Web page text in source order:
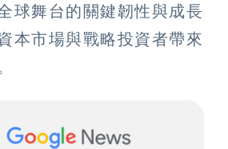
球舞台的關鍵韌性與成長
本市場與戰略投資者帶來